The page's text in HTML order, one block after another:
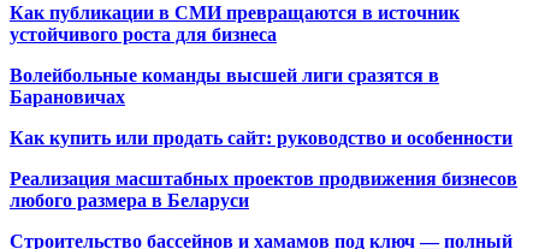
Как публикации в СМИ превращаются в источник
устойчивого роста для бизнеса
Волейбольные команды высшей лиги сразятся в
Барановичах
Как купить или продать сайт: руководство и особенности
Реализация масштабных проектов продвижения бизнесов
любого размера в Беларуси
Строительство бассейнов и хамамов под ключ — полный